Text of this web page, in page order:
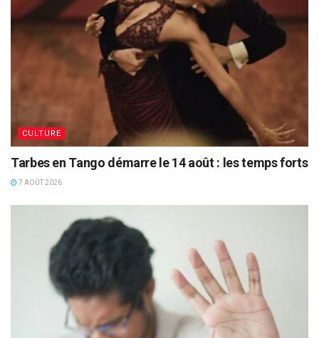
CULTURE
Tarbes en Tango démarre le 14 août : les temps forts
7 AOÛT 2026